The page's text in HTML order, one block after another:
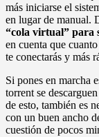
más iniciarse el
en lugar de manual.
“cola virtual” para
en cuenta que
te conectarás y más
Si pones en marcha
torrent se
de esto, también es
con un buen ancho
cuestión de pocos